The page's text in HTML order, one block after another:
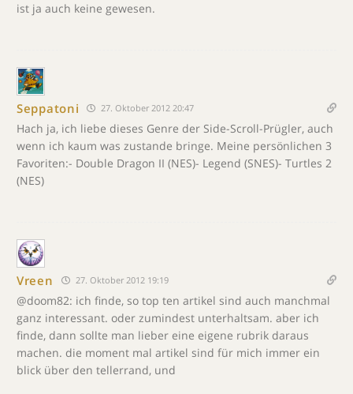
ist ja auch keine gewesen.
Seppatoni 27. Oktober 2012 20:47
Hach ja, ich liebe dieses Genre der Side-Scroll-Prügler, auch
wenn ich kaum was zustande bringe. Meine persönlichen 3
Favoriten:- Double Dragon II (NES)- Legend (SNES)- Turtles 2
(NES)
Vreen 27. Oktober 2012 19:19
@doom82: ich finde, so top ten artikel sind auch manchmal
ganz interessant. oder zumindest unterhaltsam. aber ich
finde, dann sollte man lieber eine eigene rubrik daraus
machen. die moment mal artikel sind für mich immer ein
blick über den tellerrand, und